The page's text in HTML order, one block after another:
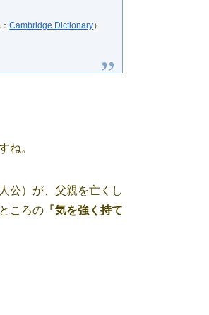
：Cambridge Dictionary）
ね。
公）が、父親を亡くし
ころの 「気を強く持て